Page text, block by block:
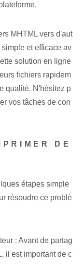
MHTML vers d'aut
et efficace av
solution en ligne
fichiers rapidem
qualité. N'hésitez p
vos tâches de con
DE
étapes simple
résoudre ce problè
: Avant de partag
il est important de c